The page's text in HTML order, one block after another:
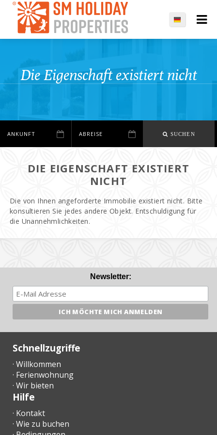
Die Eigenschaft existiert nicht
SUCHEN
DIE EIGENSCHAFT EXISTIERT
NICHT
Die von Ihnen angeforderte Immobilie existiert nicht. Bitte
konsultieren Sie jedes andere Objekt. Entschuldigung für
die Unannehmlichkeiten.
Newsletter:
Schnellzugriffe
· Willkommen
· Ferienwohnung
· Wir bieten
Hilfe
· Kontakt
· Wie zu buchen